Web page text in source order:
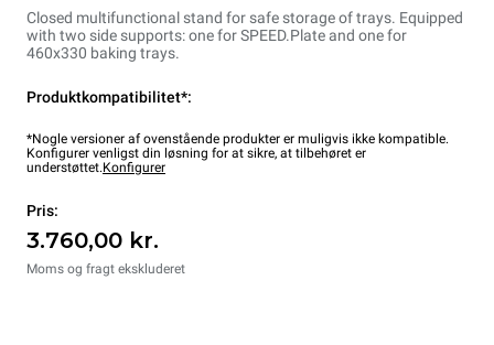
Closed multifunctional stand for safe storage of trays. Equipped
with two side supports: one for SPEED.Plate and one for
460x330 baking trays.
Produktkompatibilitet*:
*Nogle versioner af ovenstående produkter er muligvis ikke kompatible.
Konfigurer venligst din løsning for at sikre, at tilbehøret er
understøttet.Konfigurer
Pris:
3.760,00 kr.
Moms og fragt ekskluderet